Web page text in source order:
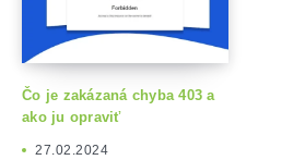
Čo je zakázaná chyba 403 a
ako ju opraviť
27.02.2024